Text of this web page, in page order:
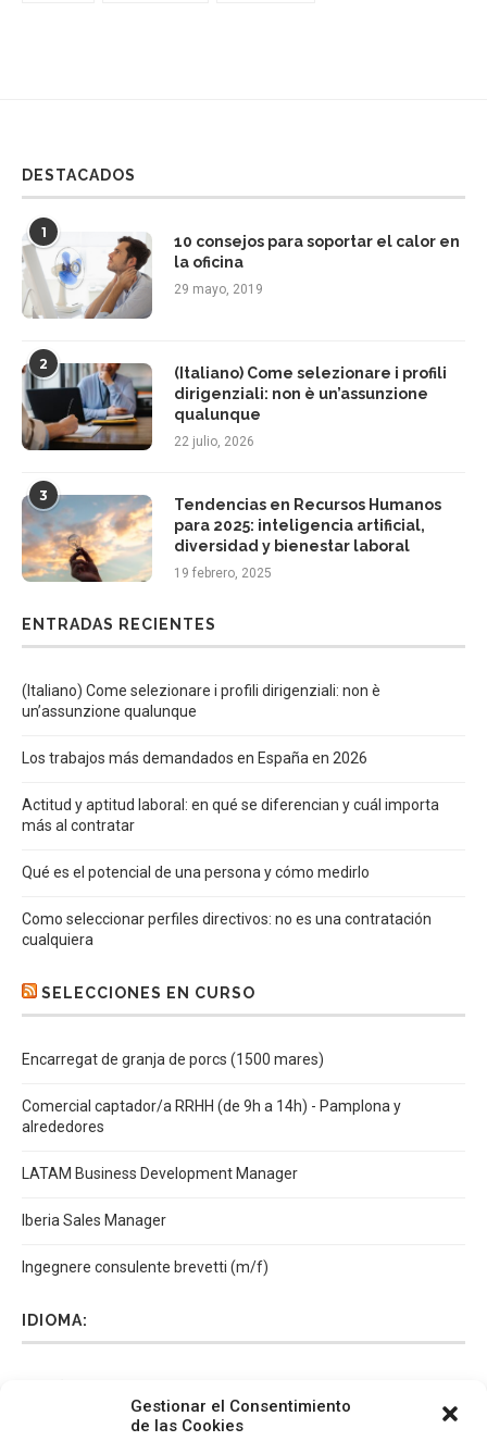
Gestionar el Consentimiento
de las Cookies
DESTACADOS
1
10 consejos para soportar el calor en
la oficina
29 mayo, 2019
2
(Italiano) Come selezionare i profili
dirigenziali: non è un’assunzione
qualunque
22 julio, 2026
3
Tendencias en Recursos Humanos
para 2025: inteligencia artificial,
diversidad y bienestar laboral
19 febrero, 2025
ENTRADAS RECIENTES
(Italiano) Come selezionare i profili dirigenziali: non è
un’assunzione qualunque
Los trabajos más demandados en España en 2026
Actitud y aptitud laboral: en qué se diferencian y cuál importa
más al contratar
Qué es el potencial de una persona y cómo medirlo
Como seleccionar perfiles directivos: no es una contratación
cualquiera
SELECCIONES EN CURSO
Encarregat de granja de porcs (1500 mares)
Comercial captador/a RRHH (de 9h a 14h) - Pamplona y
alrededores
LATAM Business Development Manager
Iberia Sales Manager
Ingegnere consulente brevetti (m/f)
IDIOMA: